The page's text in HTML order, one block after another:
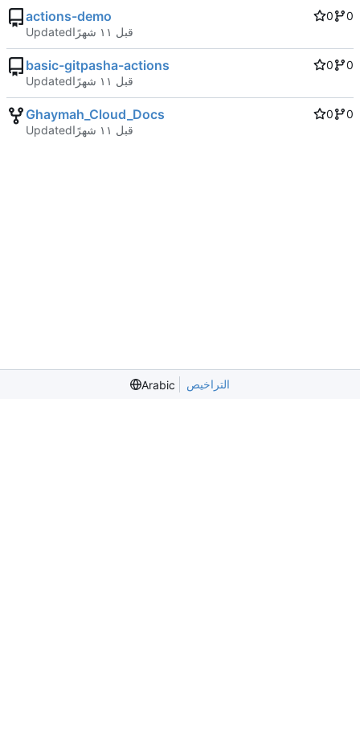
actions-demo 0
0
Updated
basic-gitpasha-actions 0
0
Updated
Ghaymah_Cloud_Docs 0
0
Updated
Arabic التراخيص